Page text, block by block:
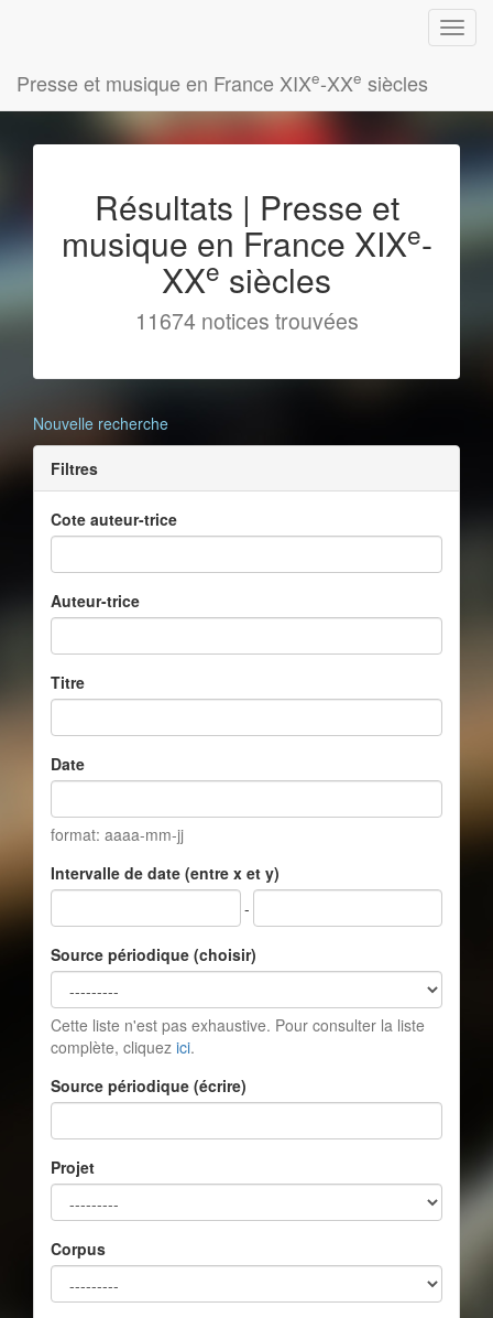
Presse et musique en France XIXe-XXe siècles
Résultats | Presse et
musique en France XIXe-
XXe siècles
11674 notices trouvées
Nouvelle recherche
Filtres
Cote auteur-trice
Auteur-trice
Titre
Date
format: aaaa-mm-jj
Intervalle de date (entre x et y)
-
Source périodique (choisir)
Cette liste n'est pas exhaustive. Pour consulter la liste
complète, cliquez ici.
Source périodique (écrire)
Projet
Corpus